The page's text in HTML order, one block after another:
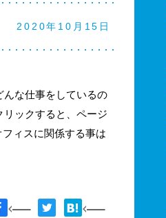
2020年10月15日
んな仕事をしているの
ックすると、ページ
ィスに関係する事は